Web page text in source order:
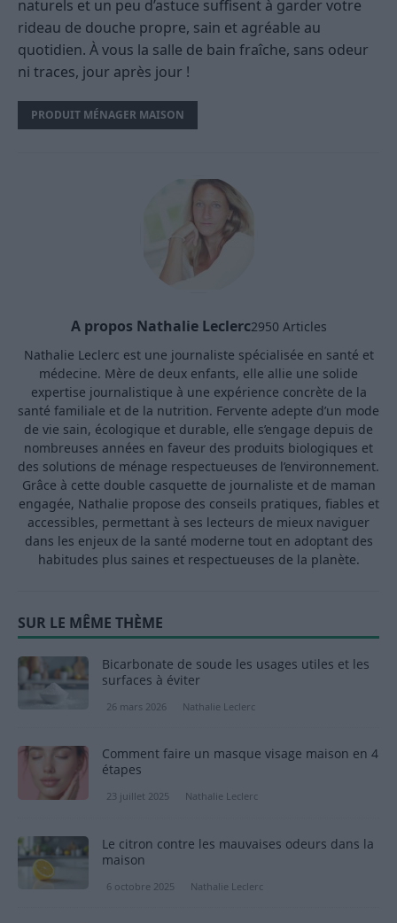
naturels et un peu d’astuce suffisent à garder votre
rideau de douche propre, sain et agréable au
quotidien. À vous la salle de bain fraîche, sans odeur
ni traces, jour après jour !
PRODUIT MÉNAGER MAISON
A propos Nathalie Leclerc2950 Articles
Nathalie Leclerc est une journaliste spécialisée en santé et
médecine. Mère de deux enfants, elle allie une solide
expertise journalistique à une expérience concrète de la
santé familiale et de la nutrition. Fervente adepte d’un mode
de vie sain, écologique et durable, elle s’engage depuis de
nombreuses années en faveur des produits biologiques et
des solutions de ménage respectueuses de l’environnement.
Grâce à cette double casquette de journaliste et de maman
engagée, Nathalie propose des conseils pratiques, fiables et
accessibles, permettant à ses lecteurs de mieux naviguer
dans les enjeux de la santé moderne tout en adoptant des
habitudes plus saines et respectueuses de la planète.
SUR LE MÊME THÈME
Bicarbonate de soude les usages utiles et les
surfaces à éviter
26 mars 2026 Nathalie Leclerc
Comment faire un masque visage maison en 4
étapes
23 juillet 2025 Nathalie Leclerc
Le citron contre les mauvaises odeurs dans la
maison
6 octobre 2025 Nathalie Leclerc